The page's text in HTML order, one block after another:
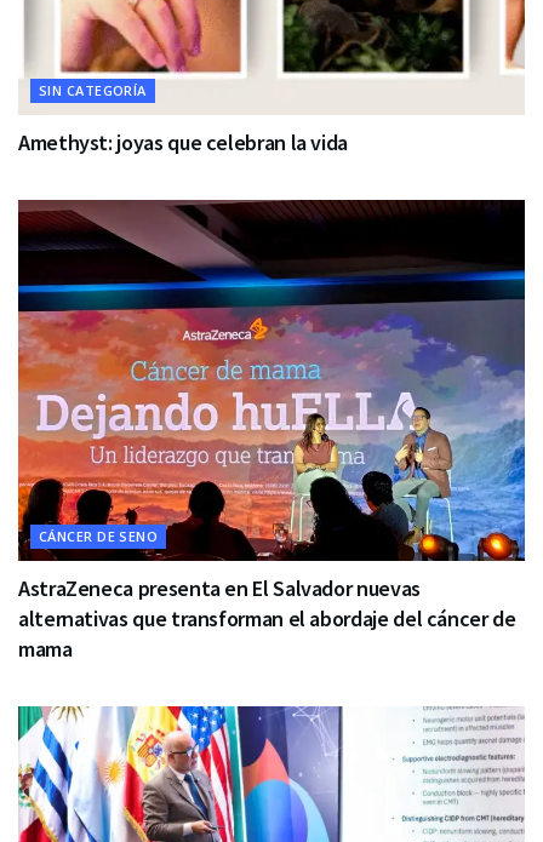
SIN CATEGORÍA
Amethyst: joyas que celebran la vida
CÁNCER DE SENO
AstraZeneca presenta en El Salvador nuevas
alternativas que transforman el abordaje del cáncer de
mama